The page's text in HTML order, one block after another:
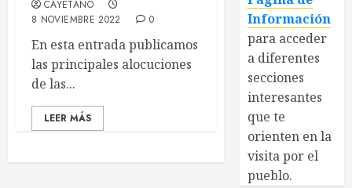
CAYETANO
8 NOVIEMBRE 2022
0
En esta entrada publicamos
las principales alocuciones
de las...
LEER MÁS
Información
para acceder
a diferentes
secciones
interesantes
que te
orienten en la
visita por el
pueblo.